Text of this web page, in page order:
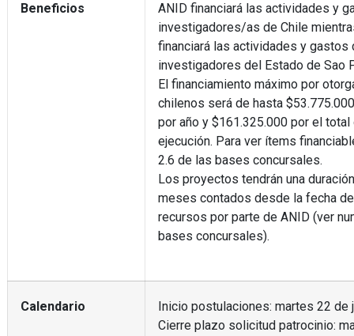
Beneficios
ANID financiará las actividades y
investigadores/as de Chile
financiará las actividades y
investigadores del Estado de Sao
El financiamiento máximo por
chilenos será de hasta
por año y $161.325.000 por el
ejecución. Para ver ítems
2.6 de las bases concursales.
Los proyectos tendrán una
meses contados desde la fecha
recursos por parte de ANID (ver
bases concursales).
Calendario
Inicio postulaciones: martes 22 de
Cierre plazo solicitud patrocinio: